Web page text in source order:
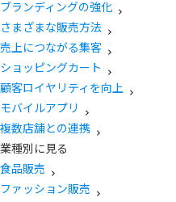
ブランディングの強化
さまざまな販売方法
売上につながる集客
ショッピングカート
顧客ロイヤリティを向上
モバイルアプリ
複数店舗との連携
業種別に見る
食品販売
ファッション販売